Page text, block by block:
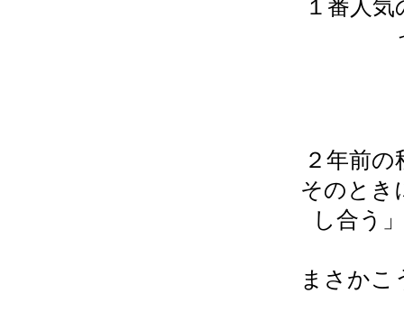
１番人
２年前
そのとき
し合う
まさかこ